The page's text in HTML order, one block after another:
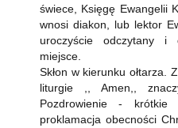
świece, Księgę Ewangelii
wnosi diakon, lub lektor
uroczyście odczytany i
miejsce.
Skłon w kierunku ołtarza.
liturgie ,, Amen,,
Pozdrowienie -
proklamacja obecności